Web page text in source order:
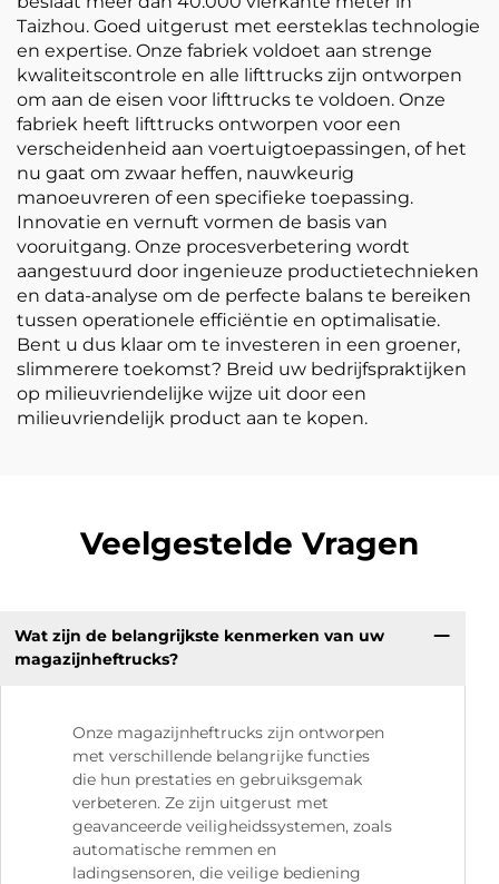
Taizhou. Goed uitgerust met eersteklas technologie
en expertise. Onze fabriek voldoet aan strenge
kwaliteitscontrole en alle lifttrucks zijn ontworpen
om aan de eisen voor lifttrucks te voldoen. Onze
fabriek heeft lifttrucks ontworpen voor een
verscheidenheid aan voertuigtoepassingen, of het
nu gaat om zwaar heffen, nauwkeurig
manoeuvreren of een specifieke toepassing.
Innovatie en vernuft vormen de basis van
vooruitgang. Onze procesverbetering wordt
aangestuurd door ingenieuze productietechnieken
en data-analyse om de perfecte balans te bereiken
tussen operationele efficiëntie en optimalisatie.
Bent u dus klaar om te investeren in een groener,
slimmerere toekomst? Breid uw bedrijfspraktijken
op milieuvriendelijke wijze uit door een
milieuvriendelijk product aan te kopen.
Veelgestelde Vragen
Wat zijn de belangrijkste kenmerken van uw
magazijnheftrucks?
Onze magazijnheftrucks zijn ontworpen
met verschillende belangrijke functies
die hun prestaties en gebruiksgemak
verbeteren. Ze zijn uitgerust met
geavanceerde veiligheidssystemen, zoals
automatische remmen en
ladingsensoren, die veilige bediening